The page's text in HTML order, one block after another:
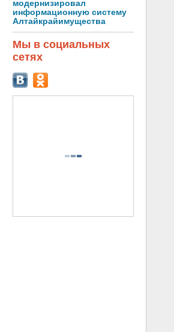
модернизировал
информационную систему
Алтайкрайимущества
Мы в социальных
сетях